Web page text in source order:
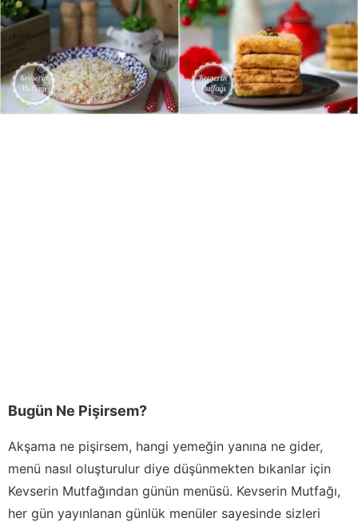
Bugün Ne Pişirsem?
Akşama ne pişirsem, hangi yemeğin yanına ne gider,
menü nasıl oluşturulur diye düşünmekten bıkanlar için
Kevserin Mutfağından günün menüsü. Kevserin Mutfağı,
her gün yayınlanan günlük menüler sayesinde sizleri